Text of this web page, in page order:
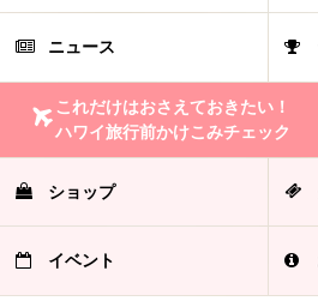
ニュース
これだけはおさえておきたい！
ハワイ旅行前かけこみチェック
ショップ
イベント